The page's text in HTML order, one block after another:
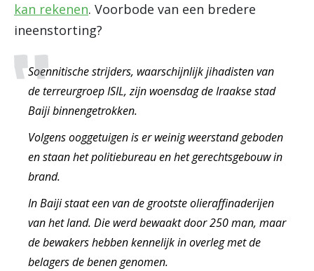
kan rekenen. Voorbode van een bredere
ineenstorting?
Soennitische strijders, waarschijnlijk jihadisten van
de terreurgroep ISIL, zijn woensdag de Iraakse stad
Baiji binnengetrokken.
Volgens ooggetuigen is er weinig weerstand geboden
en staan het politiebureau en het gerechtsgebouw in
brand.
In Baiji staat een van de grootste olieraffinaderijen
van het land. Die werd bewaakt door 250 man, maar
de bewakers hebben kennelijk in overleg met de
belagers de benen genomen.